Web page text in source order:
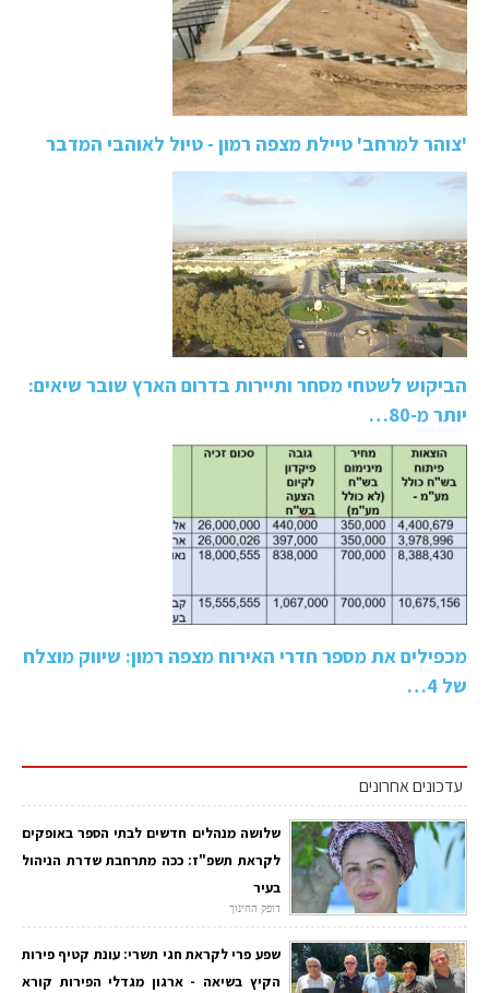
'צוהר למרחב' טיילת מצפה רמון - טיול לאוהבי המדבר
הביקוש לשטחי מסחר ותיירות בדרום הארץ שובר שיאים:
יותר מ-80…
מכפילים את מספר חדרי האירוח מצפה רמון: שיווק מוצלח
של 4…
עדכונים אחרונים
שלושה מנהלים חדשים לבתי הספר באופקים
לקראת תשפ"ז: ככה מתרחבת שדרת הניהול
בעיר
דופק החינוך
שפע פרי לקראת חגי תשרי: עונת קטיף פירות
הקיץ בשיאה - ארגון מגדלי הפירות קורא